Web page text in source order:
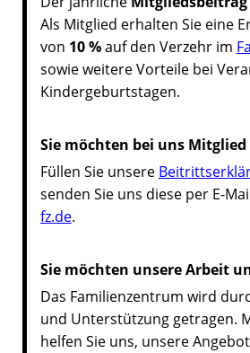
Als Mitglied erhalten Sie eine
von 10 %auf den Verzehr im
sowie weitere Vorteile bei
Kindergeburtstagen.
Sie möchten bei uns Mitglied
Füllen Sie unsere
senden Sie uns diese per E-
fz.de.
Sie möchten unsere Arbeit
Das Familienzentrum wird
und Unterstützung getragen.
helfen Sie uns, unsere